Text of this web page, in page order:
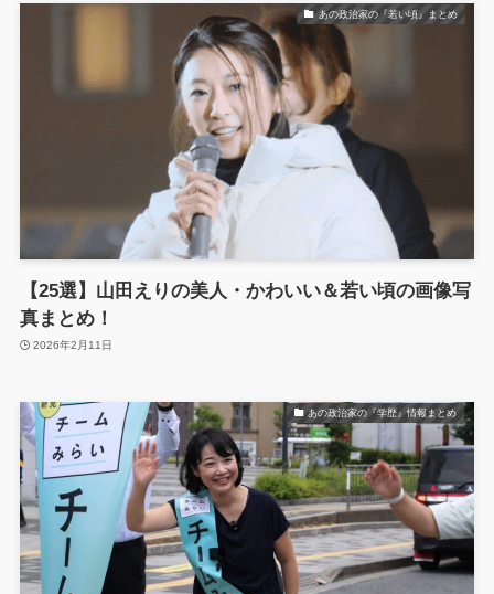
あの政治家の『若い頃』まとめ
【25選】山田えりの美人・かわいい＆若い頃の画像写
真まとめ！
2026年2月11日
あの政治家の『学歴』情報まとめ